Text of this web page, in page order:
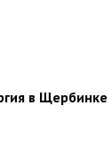
в Щербинке